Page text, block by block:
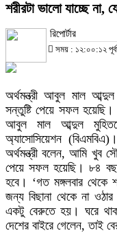
শরীরটা ভালো যাচ্ছে না,
রিপোর্টার
সময় : ১২:০০:১২
অর্থমন্ত্রী আবুল মাল আব্দুল
সন্তুষ্টি পেয়ে সফল হয়েছি।
আবুল মাল আব্দুল মুহিতকে
অ্যাসোসিয়েশন
অর্থমন্ত্রী বলেন, আমি খুব
পেয়ে সফল হয়েছি। ৮৪
হবে। ‘গত মঙ্গলবার থেকে
জন্য বিছানা থেকে না
একটু বেরুতে হয়। ঘরে
দেশের বাইরে গেলেন, তাই